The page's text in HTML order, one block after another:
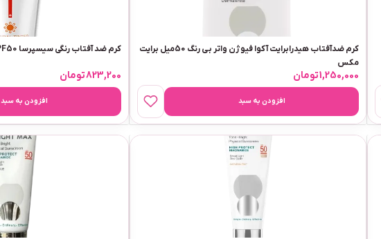
کرم ضدآفتاب هیدرابرایت آکوا فیوژن واتر بی رنگ 50میل برایت
مکس
1,250,000تومان
افزودن به سبد
کرم ضد آفتاب رنگی سیسپرسا SPF50 – حجم ۵۰ میلی‌لیتر
823,200تومان
افزودن به سبد